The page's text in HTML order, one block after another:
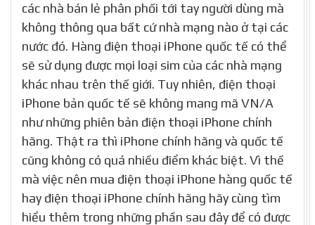
các nhà bán lẻ phân phối tới tay người dùng mà
không thông qua bất cứ nhà mạng nào ở tại các
nước đó. Hàng điện thoại iPhone quốc tế có thể
sẽ sử dụng được mọi loại sim của các nhà mạng
khác nhau trên thế giới. Tuy nhiên, điện thoại
iPhone bản quốc tế sẽ không mang mã VN/A
như những phiên bản điện thoại iPhone chính
hãng. Thật ra thì iPhone chính hãng và quốc tế
cũng không có quá nhiều điểm khác biệt. Vì thế
mà việc nên mua điện thoại iPhone hàng quốc tế
hay điện thoại iPhone chính hãng hãy cùng tìm
hiểu thêm trong những phần sau đây để có được